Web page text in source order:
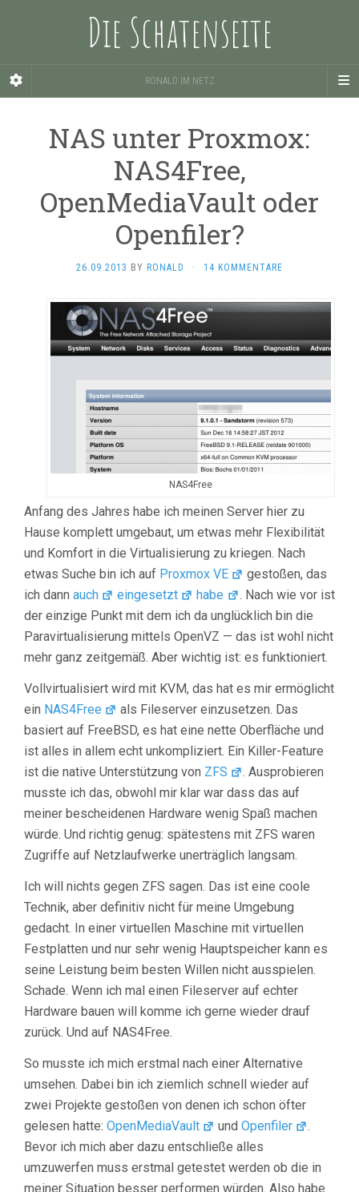
Die Schatenseite
RONALD IM NETZ
NAS unter Proxmox:
NAS4Free,
OpenMediaVault oder
Openfiler?
26.09.2013 BY RONALD · 14 KOMMENTARE
NAS4Free
Anfang des Jahres habe ich meinen Server hier zu
Hause komplett umgebaut, um etwas mehr Flexibilität
und Komfort in die Virtualisierung zu kriegen. Nach
etwas Suche bin ich auf Proxmox VE
gestoßen, das
ich dann auch eingesetzt habe
. Nach wie vor ist
der einzige Punkt mit dem ich da unglücklich bin die
Paravirtualisierung mittels OpenVZ — das ist wohl nicht
mehr ganz zeitgemäß. Aber wichtig ist: es funktioniert.
Vollvirtualisiert wird mit KVM, das hat es mir ermöglicht
ein NAS4Free
als Fileserver einzusetzen. Das
basiert auf FreeBSD, es hat eine nette Oberfläche und
ist alles in allem echt unkompliziert. Ein Killer-Feature
ist die native Unterstützung von ZFS
. Ausprobieren
musste ich das, obwohl mir klar war dass das auf
meiner bescheidenen Hardware wenig Spaß machen
würde. Und richtig genug: spätestens mit ZFS waren
Zugriffe auf Netzlaufwerke unerträglich langsam.
Ich will nichts gegen ZFS sagen. Das ist eine coole
Technik, aber definitiv nicht für meine Umgebung
gedacht. In einer virtuellen Maschine mit virtuellen
Festplatten und nur sehr wenig Hauptspeicher kann es
seine Leistung beim besten Willen nicht ausspielen.
Schade. Wenn ich mal einen Fileserver auf echter
Hardware bauen will komme ich gerne wieder drauf
zurück. Und auf NAS4Free.
So musste ich mich erstmal nach einer Alternative
umsehen. Dabei bin ich ziemlich schnell wieder auf
zwei Projekte gestoßen von denen ich schon öfter
gelesen hatte: OpenMediaVault undOpenfiler
.
Bevor ich mich aber dazu entschließe alles
umzuwerfen muss erstmal getestet werden ob die in
meiner Situation besser performen würden. Also habe